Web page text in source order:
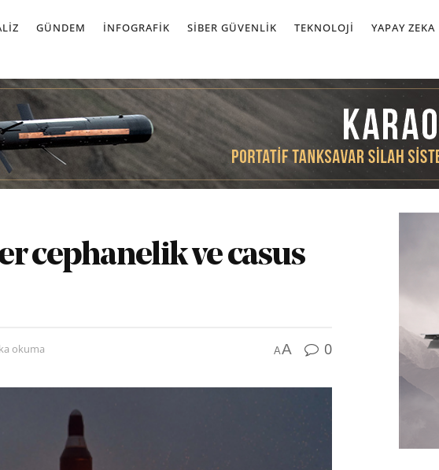
GÜNDEM İNFOGRAFIK SIBER GÜVENLIK TEKNOLOJI YAPAY ZEKA
cephanelik ve casus
okuma AA 0